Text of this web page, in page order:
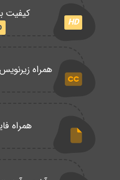
HD
کیفیت
همراه
همراه